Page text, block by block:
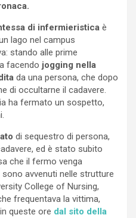
di infermieristica è
lago nel campus
stando alle prime
facendo jogging nella
da una persona, che dopo
di occultarne il cadavere.
ha fermato un sospetto,
di sequestro di persona,
ed è stato subito
che il fermo venga
avvenuti nelle strutture
College of Nursing,
frequentava la vittima,
queste ore dal sito della